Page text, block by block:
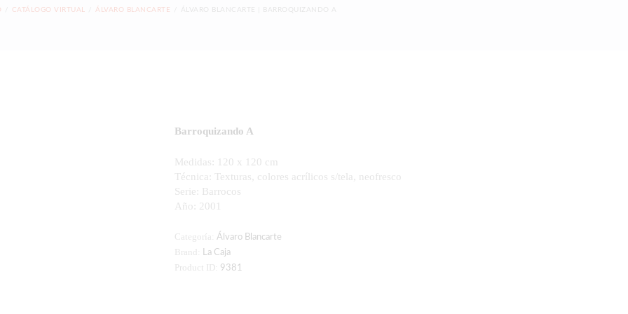
CATÁLOGO VIRTUAL ÁLVARO BLANCARTE ÁLVARO BLANCARTE | BARROQUIZANDO A
Barroquizando A
Medidas: 120 x 120 cm
Técnica: Texturas, colores acrílicos s/tela, neofresco
Serie: Barrocos
Año: 2001
Categoría: Álvaro Blancarte
Brand: La Caja
Product ID: 9381